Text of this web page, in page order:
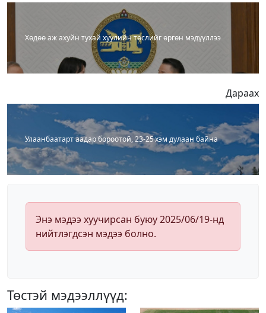
Хөдөө аж ахуйн тухай хуулийн төслийг өргөн мэдүүллээ
Дараах
Улаанбаатарт аадар бороотой, 23-25 хэм дулаан байна
Энэ мэдээ хуучирсан буюу 2025/06/19-нд
нийтлэгдсэн мэдээ болно.
Төстэй мэдээллүүд: